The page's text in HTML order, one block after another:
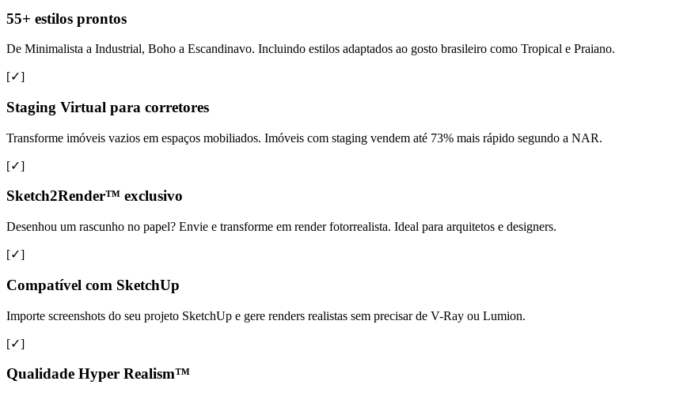
55+ estilos prontos
De Minimalista a Industrial, Boho a Escandinavo. Incluindo estilos adaptados ao gosto brasileiro como Tropical e Praiano.
[✓]
Staging Virtual para corretores
Transforme imóveis vazios em espaços mobiliados. Imóveis com staging vendem até 73% mais rápido segundo a NAR.
[✓]
Sketch2Render™ exclusivo
Desenhou um rascunho no papel? Envie e transforme em render fotorrealista. Ideal para arquitetos e designers.
[✓]
Compatível com SketchUp
Importe screenshots do seu projeto SketchUp e gere renders realistas sem precisar de V-Ray ou Lumion.
[✓]
Qualidade Hyper Realism™